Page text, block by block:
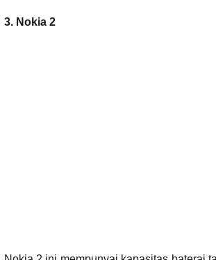
3. Nokia 2